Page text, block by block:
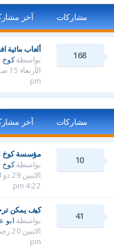
مشاركات آخر
168
ألعاب مائية
بواسطةكوخ
pm
مشاركات آخر
10
مؤسسة كوخ
بواسطةكوخ
4:22 pm
41
كيف يمكن
بواسطة ابو
pm